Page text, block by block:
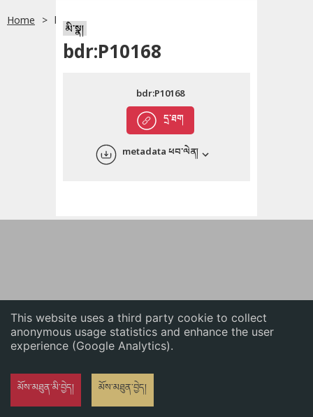
This website uses a third party cookie to collect
anonymous usage statistics and enhance the user
experience (Google Analytics).
མོས་མཐུན་མི་བྱེད། མོས་མཐུན་བྱེད།
English
Home bdr:P10168
མི་སྣ།
bdr:P10168
དྲ་ཐག
bdr:P10168
metadata ཕབ་ལེན།